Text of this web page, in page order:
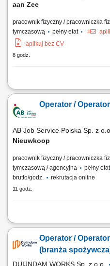
aan Zee
pracownik fizyczny / pracowniczka
tymczasową
pełny etat
aplikuj bez CV
8 godz.
Zadania Pakowanie oraz
procesu; Obsługa maszyn i
wokół swojego stanowiska pracy;
Operator /
AB Job Service Polska Sp. z o.o.
Nieuwkoop
pracownik fizyczny / pracowniczka
tymczasową / agencyjna
pełny etat
brutto/godz.
rekrutacja online
11 godz.
Czym będziesz się zajmować:
urządzeń pakujących; Weryfikacją
oraz etykiet; Wprowadzaniem
Operator /
(branża
DUIJNDAM WORKS Sp. z o.o.